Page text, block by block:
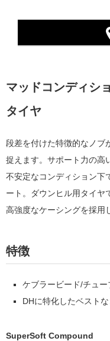
マッドコンディシ
タイヤ
段差を付けた特徴的なノブ
捉えます。サポート力の高
不安定なコンディション下
ート。ダウンヒル用タイヤ
高強度なケーシングを採用
特徴
ケブラービード/チュ
DHに特化したベスト
SuperSoft Compound